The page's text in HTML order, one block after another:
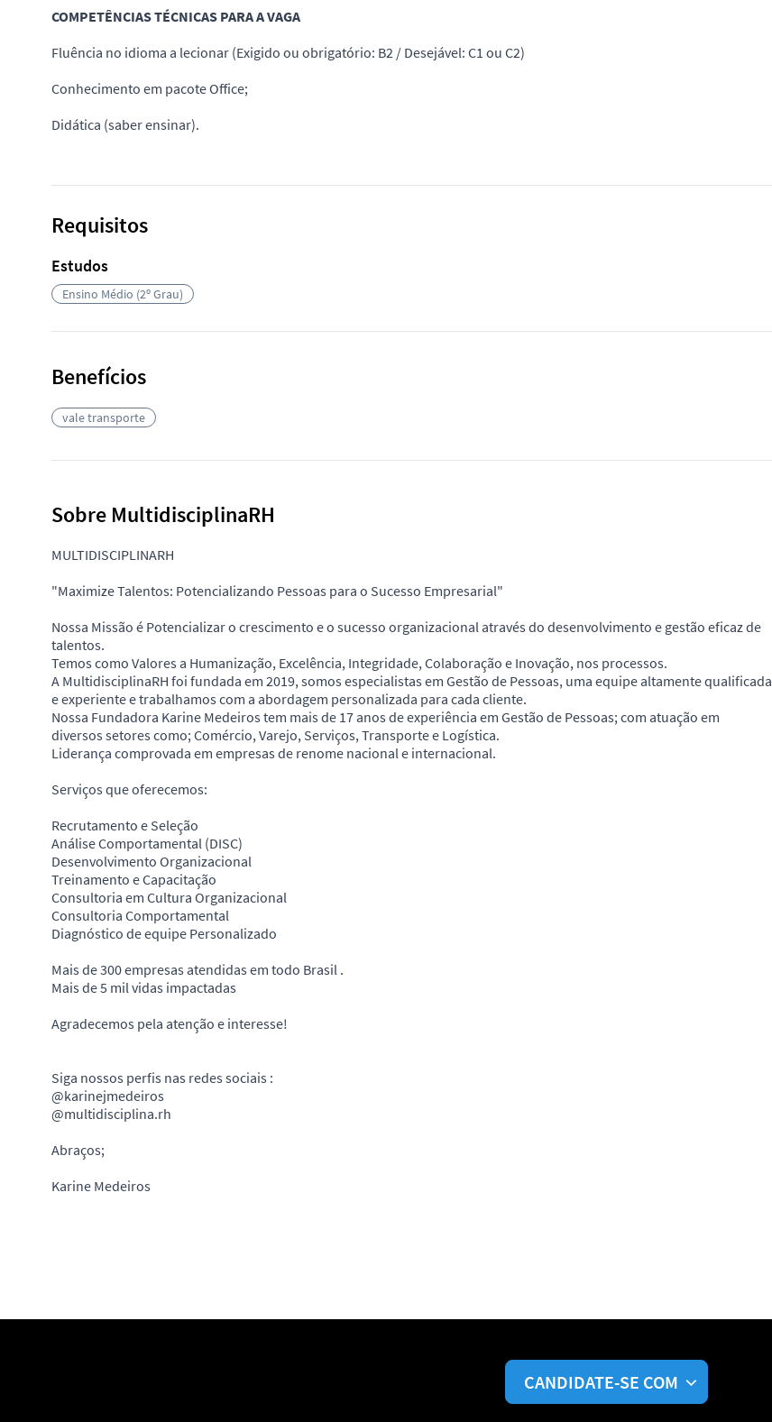
COMPETÊNCIAS TÉCNICAS PARA A VAGA
Fluência no idioma a lecionar (Exigido ou obrigatório: B2 / Desejável: C1 ou C2)
Conhecimento em pacote Office;
Didática (saber ensinar).
Requisitos
Estudos
Ensino Médio (2º Grau)
Benefícios
vale transporte
Sobre MultidisciplinaRH
MULTIDISCIPLINARH
"Maximize Talentos: Potencializando Pessoas para o Sucesso Empresarial"
Nossa Missão é Potencializar o crescimento e o sucesso organizacional através do desenvolvimento e gestão eficaz de
talentos.
Temos como Valores a Humanização, Excelência, Integridade, Colaboração e Inovação, nos processos.
A MultidisciplinaRH foi fundada em 2019, somos especialistas em Gestão de Pessoas, uma equipe altamente qualificada
e experiente e trabalhamos com a abordagem personalizada para cada cliente.
Nossa Fundadora Karine Medeiros tem mais de 17 anos de experiência em Gestão de Pessoas; com atuação em
diversos setores como; Comércio, Varejo, Serviços, Transporte e Logística.
Liderança comprovada em empresas de renome nacional e internacional.
Serviços que oferecemos:
Recrutamento e Seleção
Análise Comportamental (DISC)
Desenvolvimento Organizacional
Treinamento e Capacitação
Consultoria em Cultura Organizacional
Consultoria Comportamental
Diagnóstico de equipe Personalizado
Mais de 300 empresas atendidas em todo Brasil .
Mais de 5 mil vidas impactadas
Agradecemos pela atenção e interesse!
Siga nossos perfis nas redes sociais :
@karinejmedeiros
@multidisciplina.rh
Abraços;
Karine Medeiros
CANDIDATE-SE COM